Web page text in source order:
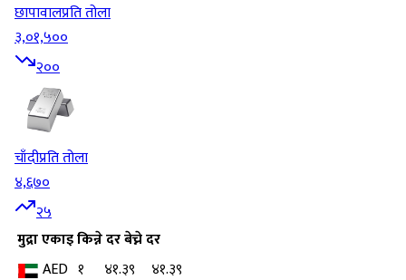
छापावालप्रति तोला
३,०१,५००
२००
चाँदीप्रति तोला
४,६७०
२५
मुद्राएकाइकिन्ने दरबेच्ने दर
AED १ ४१.३९ ४१.३९